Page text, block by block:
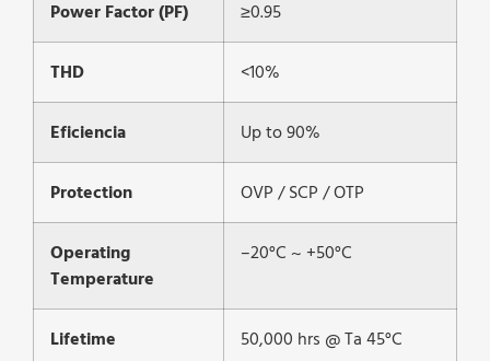
Power Factor (PF) ≥0.95
THD <10%
Eficiencia Up to 90%
Protection OVP / SCP / OTP
Operating
Temperature
–20°C ~ +50°C
Lifetime 50,000 hrs @ Ta 45°C